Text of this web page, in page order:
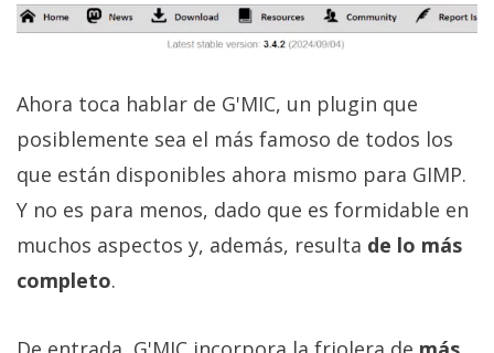
Ahora toca hablar de G'MIC, un plugin que
posiblemente sea el más famoso de todos los
que están disponibles ahora mismo para GIMP.
Y no es para menos, dado que es formidable en
muchos aspectos y, además, resulta de lo más
completo.